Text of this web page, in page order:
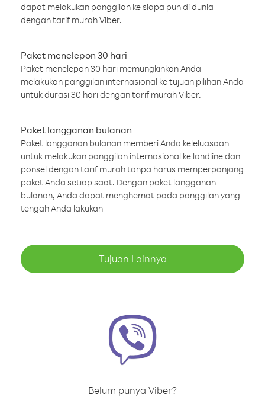
dapat melakukan panggilan ke siapa pun di dunia
dengan tarif murah Viber.
Paket menelepon 30 hari
Paket menelepon 30 hari memungkinkan Anda
melakukan panggilan internasional ke tujuan pilihan Anda
untuk durasi 30 hari dengan tarif murah Viber.
Paket langganan bulanan
Paket langganan bulanan memberi Anda keleluasaan
untuk melakukan panggilan internasional ke landline dan
ponsel dengan tarif murah tanpa harus memperpanjang
paket Anda setiap saat. Dengan paket langganan
bulanan, Anda dapat menghemat pada panggilan yang
tengah Anda lakukan
Tujuan Lainnya
Belum punya Viber?